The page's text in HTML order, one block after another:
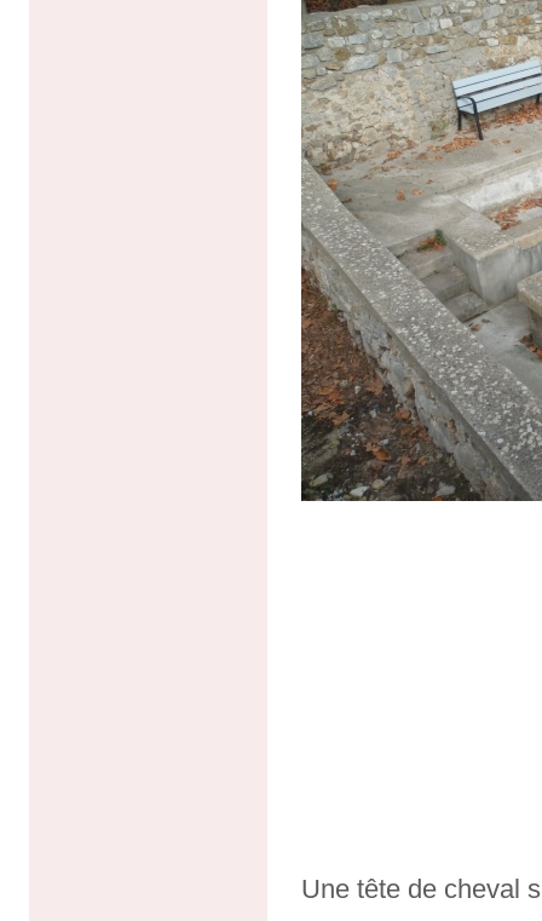
Une tête de cheval